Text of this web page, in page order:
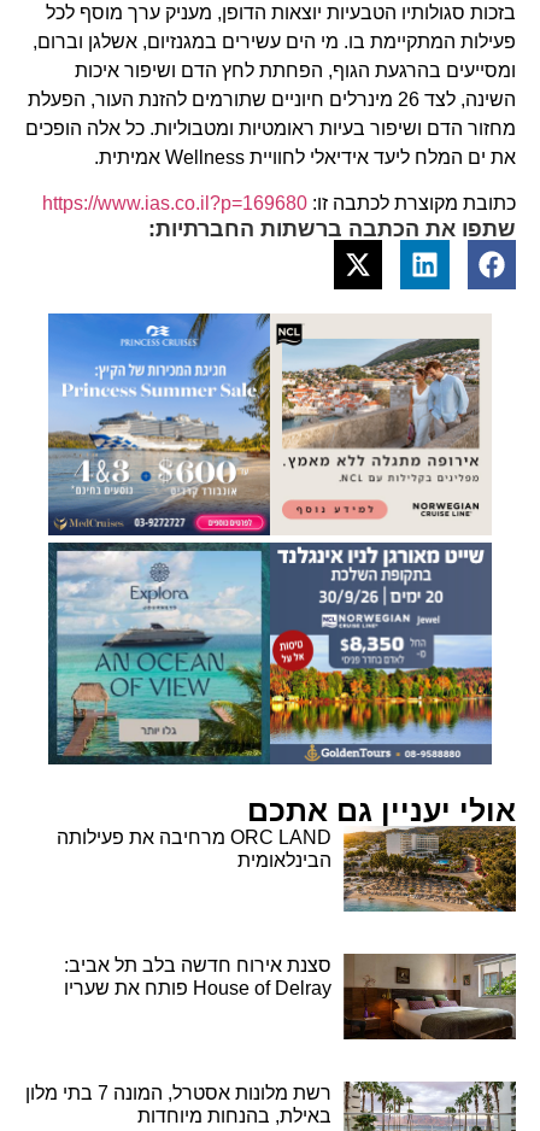
בזכות סגולותיו הטבעיות יוצאות הדופן, מעניק ערך מוסף לכל
פעילות המתקיימת בו. מי הים עשירים במגנזיום, אשלגן וברום,
ומסייעים בהרגעת הגוף, הפחתת לחץ הדם ושיפור איכות
השינה, לצד 26 מינרלים חיוניים שתורמים להזנת העור, הפעלת
מחזור הדם ושיפור בעיות ראומטיות ומטבוליות. כל אלה הופכים
את ים המלח ליעד אידיאלי לחוויית Wellness אמיתית.
כתובת מקוצרת לכתבה זו: https://www.ias.co.il?p=169680
שתפו את הכתבה ברשתות החברתיות:
אולי יעניין גם אתכם
ORC LAND מרחיבה את פעילותה
הבינלאומית
סצנת אירוח חדשה בלב תל אביב:
House of Delray פותח את שעריו
רשת מלונות אסטרל, המונה 7 בתי מלון
באילת, בהנחות מיוחדות